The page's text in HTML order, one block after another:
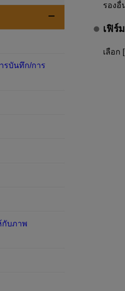
รองอื่
เฟิร์
เลือก [
รบันทึก/การ
กับภาพ